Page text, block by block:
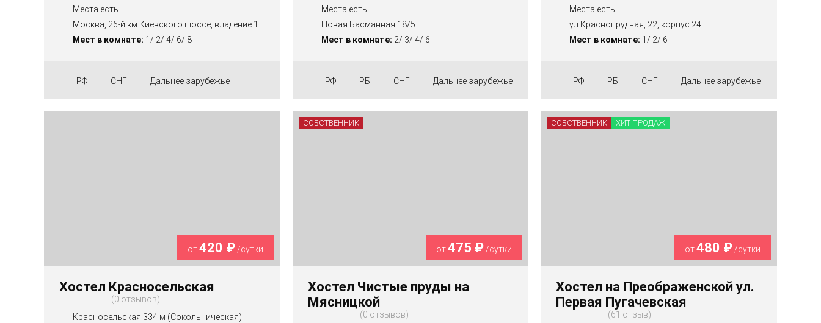
Места есть
Москва, 26-й км Киевского шоссе, владение 1
Мест в комнате: 1/ 2/ 4/ 6/ 8
РФ СНГ Дальнее зарубежье
Места есть
Новая Басманная 18/5
Мест в комнате: 2/ 3/ 4/ 6
РФ РБ СНГ Дальнее зарубежье
Места есть
ул.Краснопрудная, 22, корпус 24
Мест в комнате: 1/ 2/ 6
РФ РБ СНГ Дальнее зарубежье
от420 ₽/сутки
Хостел Красносельская
0 отзывов
Красносельская 334 м (Сокольническая)
от475 ₽/сутки
Хостел Чистые пруды на
Мясницкой
0 отзывов
СОБСТВЕННИК
от480 ₽/сутки
Хостел на Преображенской ул.
Первая Пугачевская
61 отзыв
СОБСТВЕННИК ХИТ ПРОДАЖ